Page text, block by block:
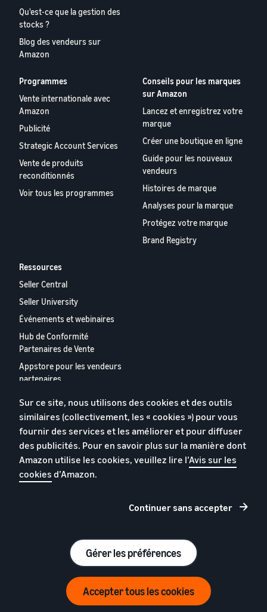
Qu'est-ce que la gestion des
stocks ?
Blog des vendeurs sur
Amazon
Programmes
Vente internationale avec
Amazon
Publicité
Strategic Account Services
Vente de produits
reconditionnés
Voir tous les programmes
Conseils pour les marques
sur Amazon
Lancez et enregistrez votre
marque
Créer une boutique en ligne
Guide pour les nouveaux
vendeurs
Histoires de marque
Analyses pour la marque
Protégez votre marque
Brand Registry
Ressources
Seller Central
Seller University
Événements et webinaires
Hub de Conformité
Partenaires de Vente
Appstore pour les vendeurs
partenaires
vendeurs partenaires
européens
Politique de confidentialité
Conditions générales
Sur ce site, nous utilisons des cookies et des outils
similaires (collectivement, les « cookies ») pour vous
fournir des services et les améliorer et pour diffuser
des publicités. Pour en savoir plus sur la manière dont
Amazon utilise les cookies, veuillez lire l’Avis sur les
cookies d’Amazon.
Continuer sans accepter
Gérer les préférences
Accepter tous les cookies